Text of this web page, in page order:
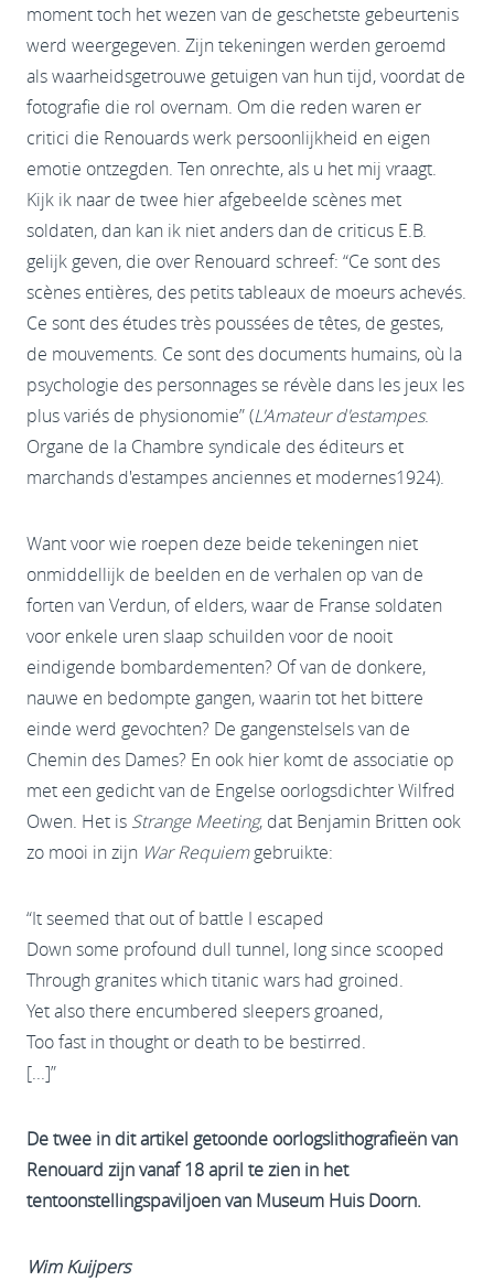
moment toch het wezen van de geschetste gebeurtenis
werd weergegeven. Zijn tekeningen werden geroemd
als waarheidsgetrouwe getuigen van hun tijd, voordat de
fotografie die rol overnam. Om die reden waren er
critici die Renouards werk persoonlijkheid en eigen
emotie ontzegden. Ten onrechte, als u het mij vraagt.
Kijk ik naar de twee hier afgebeelde scènes met
soldaten, dan kan ik niet anders dan de criticus E.B.
gelijk geven, die over Renouard schreef: “Ce sont des
scènes entières, des petits tableaux de moeurs achevés.
Ce sont des études très poussées de têtes, de gestes,
de mouvements. Ce sont des documents humains, où la
psychologie des personnages se révèle dans les jeux les
plus variés de physionomie”(L'Amateur d'estampes.
Organe de la Chambre syndicale des éditeurs et
marchands d'estampes anciennes et modernes1924).
Want voor wie roepen deze beide tekeningen niet
onmiddellijk de beelden en de verhalen op van de
forten van Verdun, of elders, waar de Franse soldaten
voor enkele uren slaap schuilden voor de nooit
eindigende bombardementen? Of van de donkere,
nauwe en bedompte gangen, waarin tot het bittere
einde werd gevochten? De gangenstelsels van de
Chemin des Dames? En ook hier komt de associatie op
met een gedicht van de Engelse oorlogsdichter Wilfred
Owen. Het is Strange Meeting, dat Benjamin Britten ook
zo mooi in zijn War Requiemgebruikte:
“It seemed that out of battle I escaped
Down some profound dull tunnel, long since scooped
Through granites which titanic wars had groined.
Yet also there encumbered sleepers groaned,
Too fast in thought or death to be bestirred.
[...]”
De twee in dit artikel getoonde oorlogslithografieën van
Renouard zijn vanaf 18 april te zien in het
tentoonstellingspaviljoen van Museum Huis Doorn.
Wim Kuijpers